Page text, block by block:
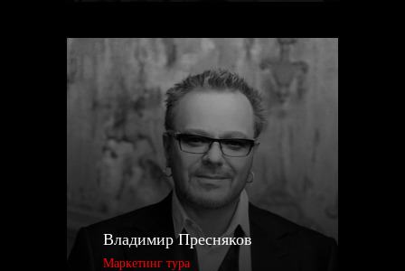
Владимир Пресняков
Маркетинг тура